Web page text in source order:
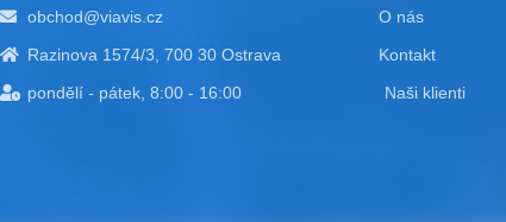
obchod@viavis.cz
Razinova 1574/3, 700 30 Ostrava
pondělí - pátek, 8:00 - 16:00
O nás
Kontakt
Naši klienti